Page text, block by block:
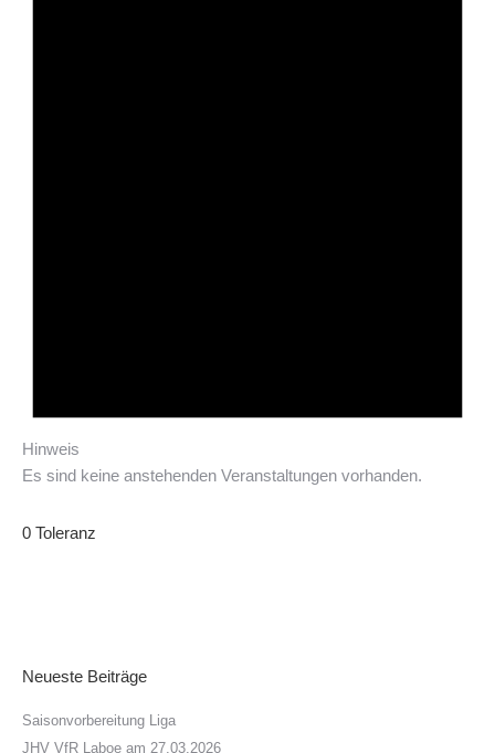
Hinweis
Es sind keine anstehenden Veranstaltungen vorhanden.
0 Toleranz
Neueste Beiträge
Saisonvorbereitung Liga
JHV VfR Laboe am 27.03.2026